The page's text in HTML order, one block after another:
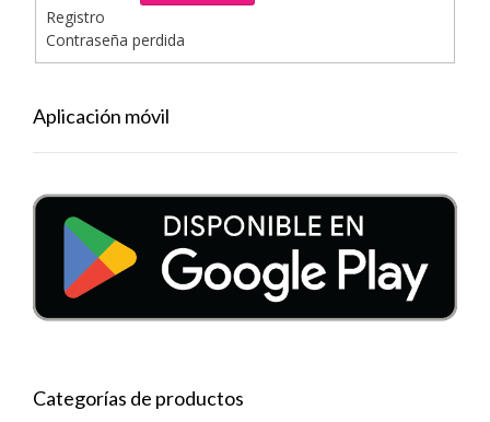
Registro
Contraseña perdida
Aplicación móvil
Categorías de productos